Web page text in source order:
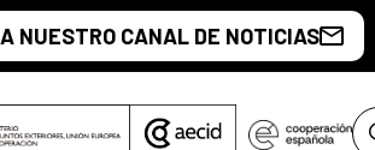
NUESTRO CANAL DE NOTICIAS